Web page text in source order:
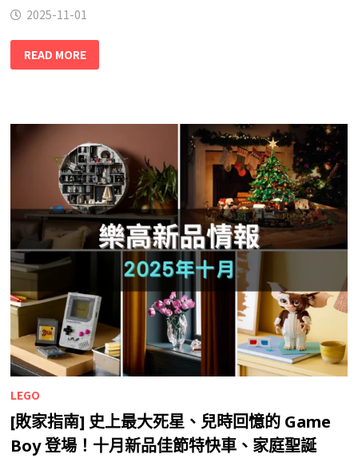
2025-11-01
READ MORE
LEGO
[敗家指南] 史上最大死星、兒時回憶的 Game
Boy 登場！十月新品佳節特快車、家庭聖誕